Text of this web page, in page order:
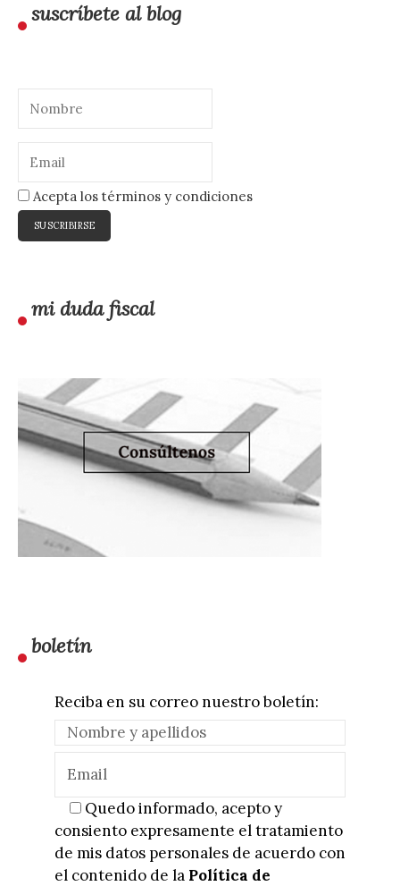
suscríbete al blog
Acepta los términos y condiciones
mi duda fiscal
boletín
Reciba en su correo nuestro boletín:
Quedo informado, acepto y
consiento expresamente el tratamiento
de mis datos personales de acuerdo con
el contenido de la Política de